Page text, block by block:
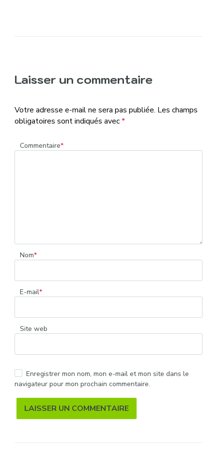
Laisser un commentaire
Votre adresse e-mail ne sera pas publiée. Les champs
obligatoires sont indiqués avec*
Commentaire*
Nom*
E-mail*
Site web
Enregistrer mon nom, mon e-mail et mon site dans le
navigateur pour mon prochain commentaire.